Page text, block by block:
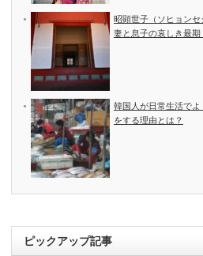
昭顕世子（ソヒョンセ
妻と息子の哀しき最期
韓国人が日常生活でよ
をする理由とは？
ピックアップ記事